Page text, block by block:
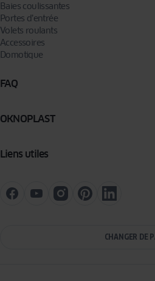
Baies coulissantes
Portes d’entrée
Volets roulants
Accessoires
Domotique
FAQ
OKNOPLAST
Liens utiles
CHANGER DE